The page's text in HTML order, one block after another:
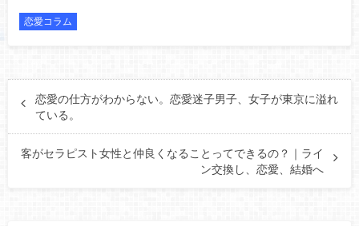
恋愛コラム
恋愛の仕方がわからない。恋愛迷子男子、女子が東京に溢れ
ている。
客がセラピスト女性と仲良くなることってできるの？｜ライ
ン交換し、恋愛、結婚へ